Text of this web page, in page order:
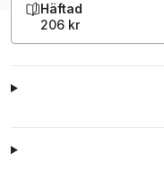
Häftad
206 kr